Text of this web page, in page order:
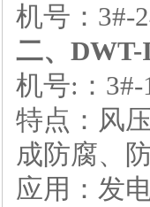
机号：3#-
二、
机号:：3#-
特点：风
成防腐、
应用：发